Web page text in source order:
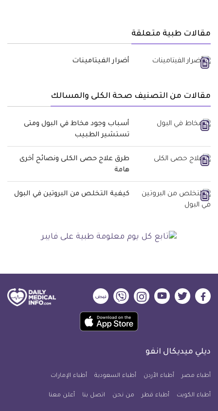
مقالات طبية متعلقة
أضرار الفيتامينات
مقالات من التصنيف صحة الكلى والمسالك
أسباب وجود مخاط في البول ومتى
تستشير الطبيب
طرق علاج حصى الكلى ونصائح أخرى
هامة
كيفية التخلص من البروتين في البول
ديلي
فيسبوك
ديلي
تويتر
ديلي
ميديكال
يوتيوب
ديلي
ميديكال
انفو
ديلي
ميديكال
انفو
ديلي
ميديكال
انفو
حمل
تطبيق
معلومة
للآيفون
ديلي ميديكال انفو
أطباء مصر أطباء الأردن أطباء السعودية أطباء الإمارات
أطباء الكويت أطباء قطر من نحن اتصل بنا أعلن معنا